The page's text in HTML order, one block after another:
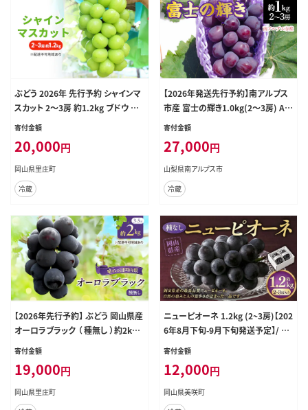
ぶどう 2026年 先行予約 シャインマ
スカット 2～3房 約1.2kg ブドウ シ
ャイン マスカット 葡萄 岡山 国産 フ
寄付金額
20,000円
岡山県里庄町
冷蔵
【2026年発送先行予約】南アルプス
市産 富士の輝き1.0kg(2～3房) AL
PDD022
寄付金額
27,000円
山梨県南アルプス市
冷蔵
【2026年先行予約】 ぶどう 岡山県産
オーロラブラック （ 種無し ）約2kg
（3～5房） 《2026年9月上旬-中旬頃
出荷》 葡萄 ブドウ フルーツ 果物 ス
イーツ 数量限定 期間限定 岡山 里
庄町 果物類
寄付金額
19,000円
岡山県里庄町
ニューピオーネ 1.2kg (2~3房)【202
6年8月下旬-9月下旬発送予定】/ ぶ
どう 葡萄 果物 果実 フルーツ 種な
し 大粒 甘味 岡山県 美咲町 冷蔵
寄付金額
12,000円
岡山県美咲町